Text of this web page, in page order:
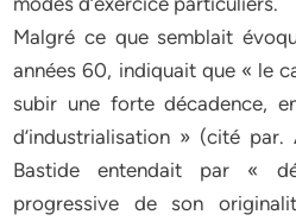
Malgré ce que semblait
années 60, indiquait que « le
subir une forte décadence,
d’industrialisation » (cité
Bastide entendait par «
progressive de son